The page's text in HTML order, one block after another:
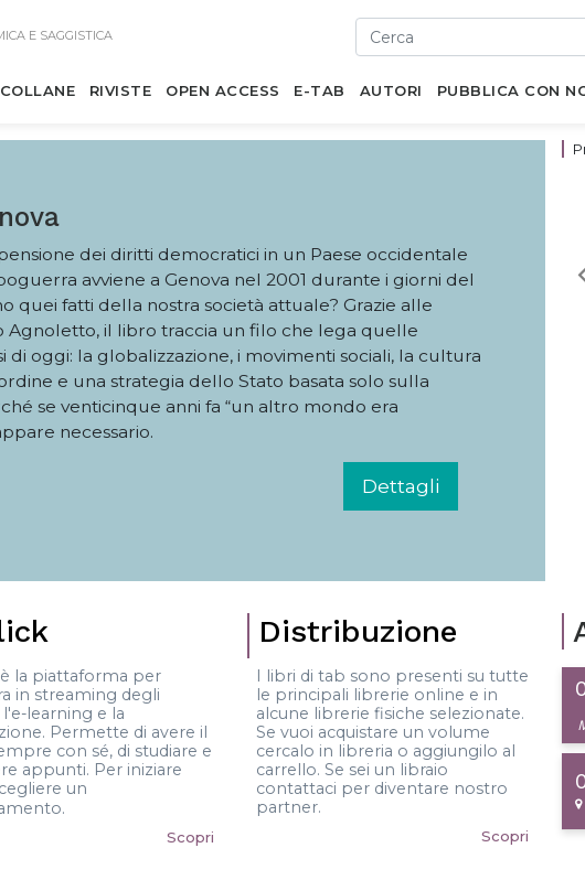
E SAGGISTICA
COLLANE RIVISTE OPEN ACCESS E-TAB AUTORI PUBBLICA CON
dei diritti democratici in un Paese occidentale
avviene a Genova nel 2001 durante i giorni del
quei fatti della nostra società attuale? Grazie alle
Agnoletto, il libro traccia un filo che lega quelle
di oggi: la globalizzazione, i movimenti sociali, la cultura
e una strategia dello Stato basata solo sulla
se venticinque anni fa “un altro mondo era
necessario.
Dettagli
la piattaforma per
in streaming degli
l'e-learning e la
Permette di avere il
con sé, di studiare e
appunti. Per iniziare
un
.
Scopri
Distribuzione
I libri di tab sono presenti su tutte
le principali librerie online e in
alcune librerie fisiche selezionate.
Se vuoi acquistare un volume
cercalo in libreria o aggiungilo al
carrello. Se sei un libraio
contattaci per diventare nostro
partner.
Scopri